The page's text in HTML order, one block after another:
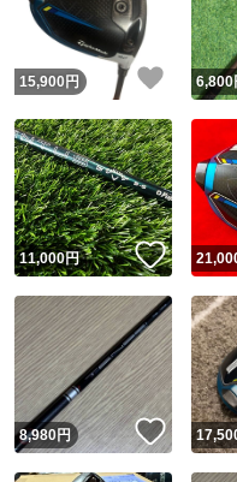
Yahoo!フ
安心取引
安心
取引実績
いね！
15,900 円 いいね
6,800
いね！
11,000円 いいね
いいね！
8,980円 いいね